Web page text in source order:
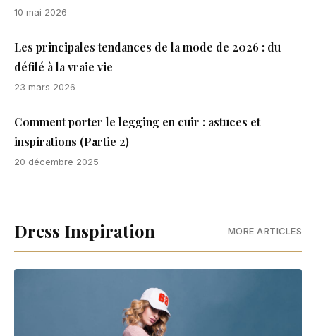
10 mai 2026
Les principales tendances de la mode de 2026 : du
défilé à la vraie vie
23 mars 2026
Comment porter le legging en cuir : astuces et
inspirations (Partie 2)
20 décembre 2025
Dress Inspiration MORE ARTICLES